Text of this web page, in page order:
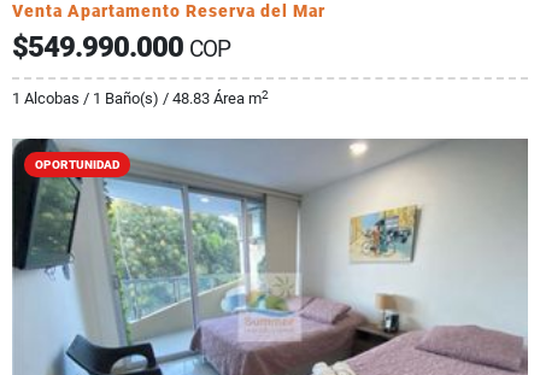
Venta Apartamento Reserva del Mar
$549.990.000 COP
1 Alcobas / 1 Baño(s) / 48.83 Área m2
OPORTUNIDAD